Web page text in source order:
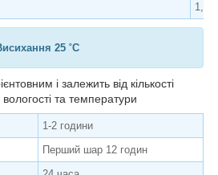
1,30
25 ˚C
і залежить від кількості
та температури
1-2 години
Перший шар 12 годин